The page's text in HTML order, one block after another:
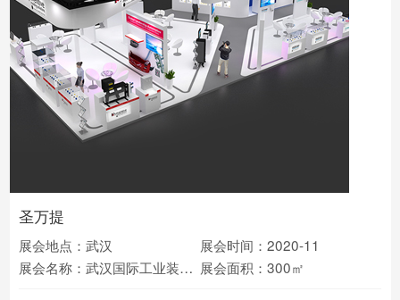
圣万提
展会地点：武汉
展会时间：2020-11
展会名称：武汉国际工业装配与自动化技术展览会 展会面积：300㎡